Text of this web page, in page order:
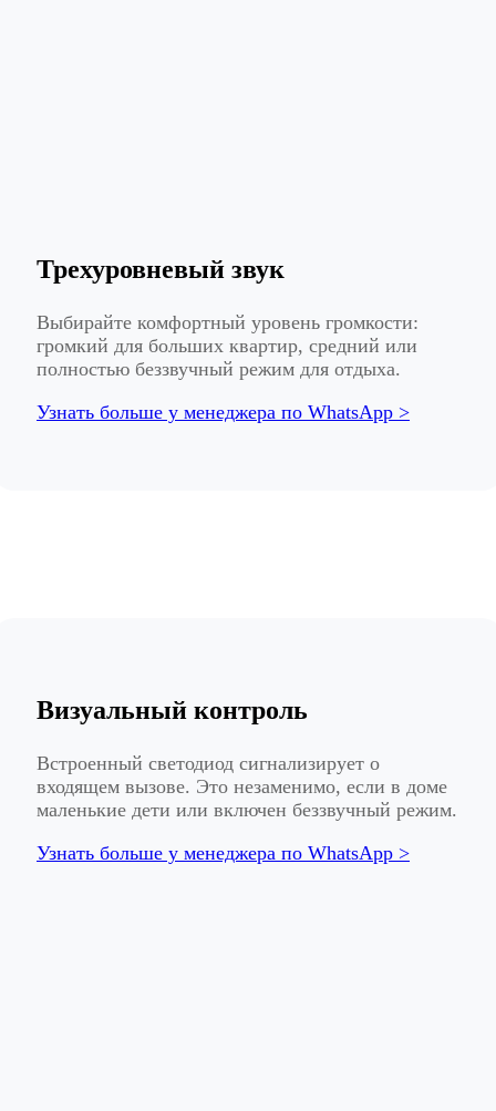
Трехуровневый звук
Выбирайте комфортный уровень громкости:
громкий для больших квартир, средний или
полностью беззвучный режим для отдыха.
Узнать больше у менеджера по WhatsApp >
Визуальный контроль
Встроенный светодиод сигнализирует о
входящем вызове. Это незаменимо, если в доме
маленькие дети или включен беззвучный режим.
Узнать больше у менеджера по WhatsApp >